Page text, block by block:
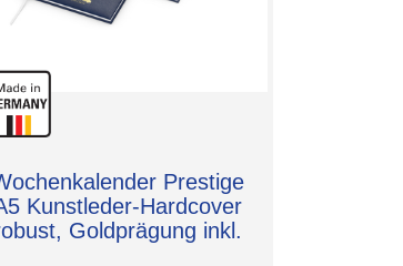
Prestige
Kunstleder-Hardcover
Goldprägung inkl.